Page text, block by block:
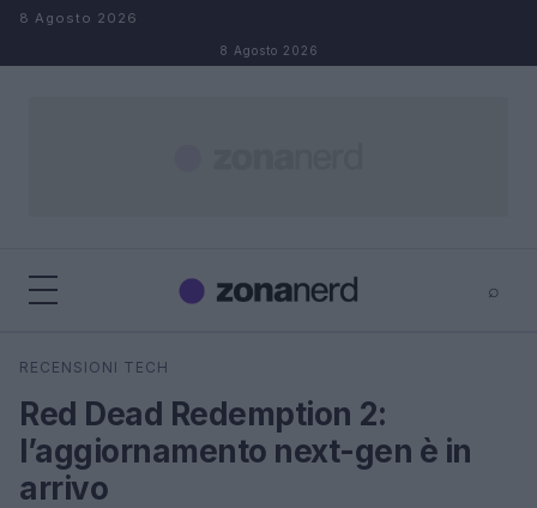
Salta al contenuto
8 Agosto 2026
8 Agosto 2026
⌕
Cerca
RECENSIONI TECH
Red Dead Redemption 2:
l’aggiornamento next-gen è in
arrivo